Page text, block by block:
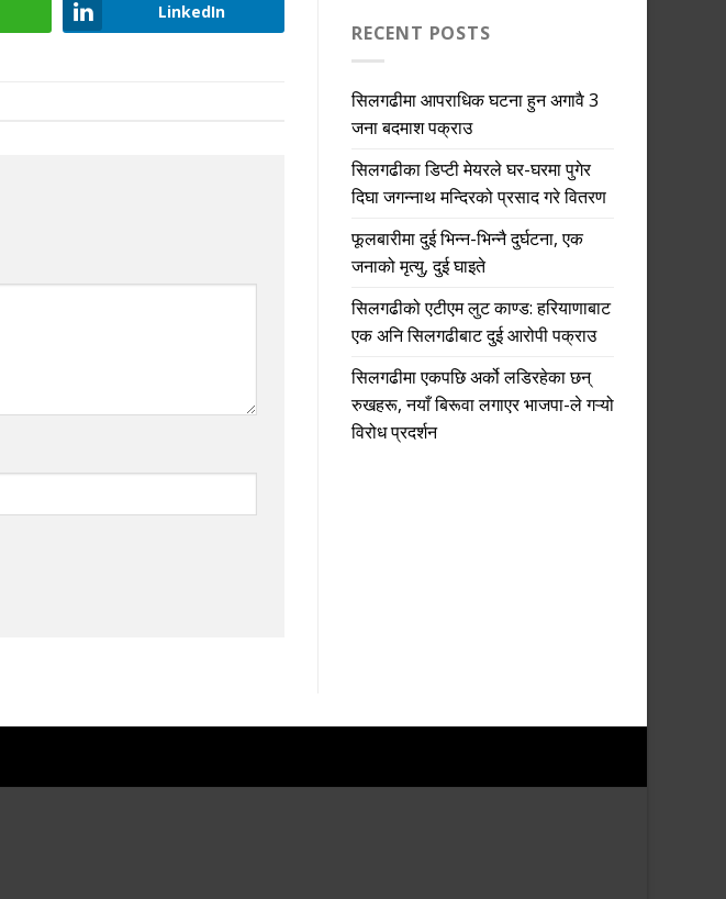
LinkedIn
RECENT POSTS
सिलगढीमा आपराधिक घटना हुन अगावै 3
जना बदमाश पक्राउ
सिलगढीका डिप्टी मेयरले घर-घरमा पुगेर
दिघा जगन्नाथ मन्दिरको प्रसाद गरे वितरण
फूलबारीमा दुई भिन्न-भिन्नै दुर्घटना, एक
जनाको मृत्यु, दुई घाइते
सिलगढीको एटीएम लुट काण्ड: हरियाणाबाट
एक अनि सिलगढीबाट दुई आरोपी पक्राउ
सिलगढीमा एकपछि अर्को लडिरहेका छन्
रुखहरू, नयाँ बिरूवा लगाएर भाजपा-ले गऱ्यो
विरोध प्रदर्शन